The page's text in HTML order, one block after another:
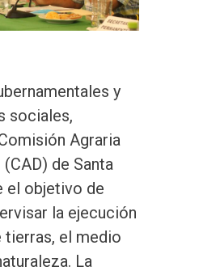
y
sociales,
Agraria
de Santa
el objetivo de
la ejecución
el medio
La